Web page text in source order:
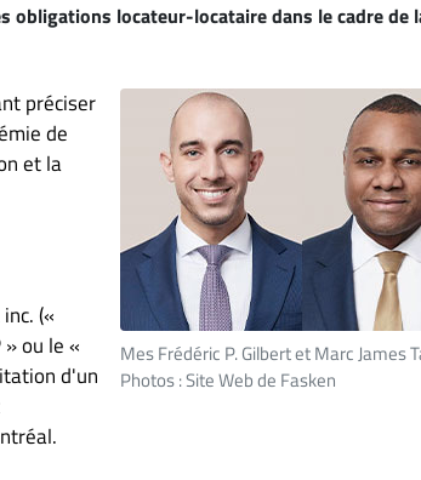
obligations locateur-locataire dans le cadre de
Mes Frédéric P. Gilbert et Marc James
Photos : Site Web de Fasken
préciser
de
et la
(«
» ou le «
d'un